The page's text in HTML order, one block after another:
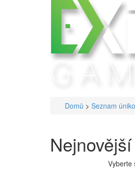
Domů > Seznam
Vyberte